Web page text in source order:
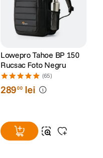
Lowepro Tahoe BP 150
Rucsac Foto Negru
(65)
28900 lei